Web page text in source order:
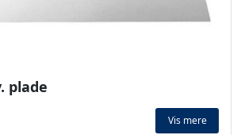
plade
Vis mere